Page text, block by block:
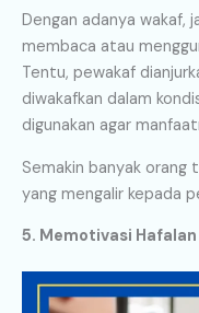
Dengan adanya wakaf,
membaca atau
Tentu, pewakaf
diwakafkan dalam
digunakan agar
Semakin banyak orang
yang mengalir kepada
5. Memotivasi